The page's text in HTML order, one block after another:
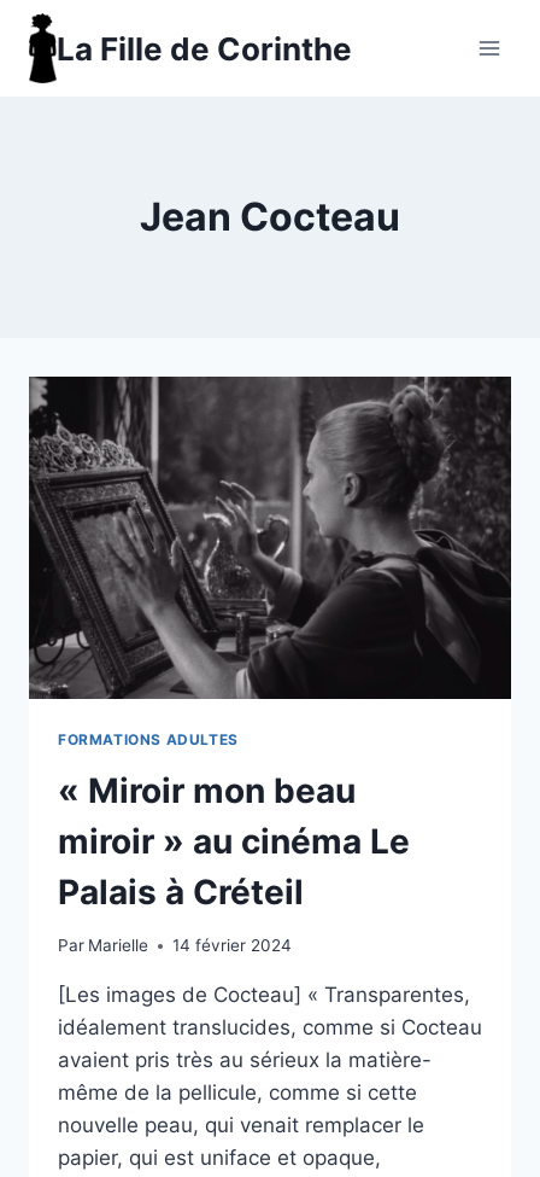
Aller
contenu
La Fille de Corinthe
Jean Cocteau
FORMATIONS ADULTES
« Miroir mon beau
miroir » au cinéma Le
Palais à Créteil
Par Marielle 14 février 2024
[Les images de Cocteau] « Transparentes,
idéalement translucides, comme si Cocteau
avaient pris très au sérieux la matière-
même de la pellicule, comme si cette
nouvelle peau, qui venait remplacer le
papier, qui est uniface et opaque,